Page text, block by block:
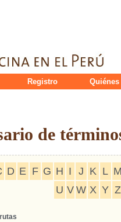
Registro
de
D E F G H I J K L M
U V W X Y Z